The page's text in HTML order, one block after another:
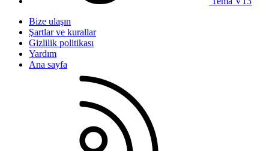
Bize ulaşın
Şartlar ve kurallar
Gizlilik politikası
Yardım
Ana sayfa